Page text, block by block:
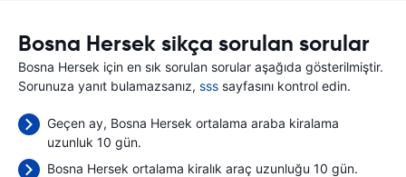
Bosna Hersek sikça sorulan sorular
Bosna Hersek için en sık sorulan sorular aşağıda gösterilmiştir.
Sorunuza yanıt bulamazsanız, sss sayfasını kontrol edin.
Geçen ay, Bosna Hersek ortalama araba kiralama
uzunluk 10 gün.
Bosna Hersek ortalama kiralık araç uzunluğu 10 gün.